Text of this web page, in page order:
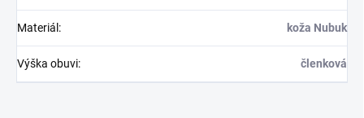
Materiál : koža Nubuk
Výška obuvi: členková